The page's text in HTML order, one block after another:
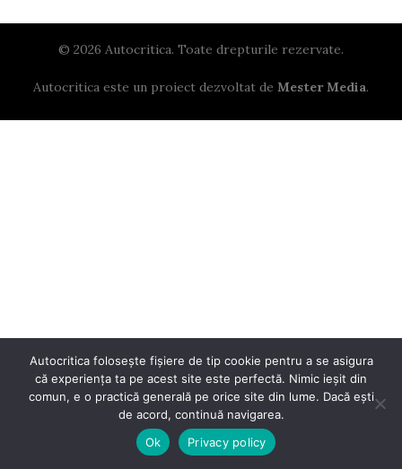
© 2026 Autocritica. Toate drepturile rezervate.
Autocritica este un proiect dezvoltat de Mester Media.
Autocritica folosește fișiere de tip cookie pentru a se asigura
că experiența ta pe acest site este perfectă. Nimic ieșit din
comun, e o practică generală pe orice site din lume. Dacă ești
de acord, continuă navigarea.
Ok
Privacy policy